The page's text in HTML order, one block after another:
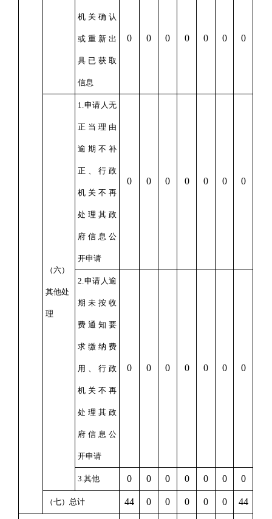
机关确认
或重新出
具已获取
信息
0 0 0 0 0 0 0
（六）
其他处
理
1.申请人无
正当理由
逾期不补
正、行政
机关不再
处理其政
府信息公
开申请
0 0 0 0 0 0 0
2.申请人逾
期未按收
费通知要
求缴纳费
用、行政
机关不再
处理其政
府信息公
开申请
0 0 0 0 0 0 0
3.其他 0 0 0 0 0 0 0
（七）总计 44 0 0 0 0 0 44